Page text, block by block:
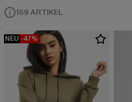
159 ARTIKEL
NEU -47%